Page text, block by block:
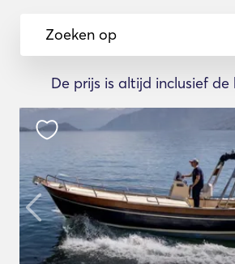
Zoeken op
De prijs is altijd inclusief de